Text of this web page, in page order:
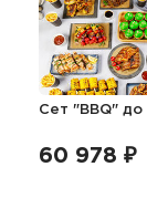
Сет "BBQ" до
60 978 ₽